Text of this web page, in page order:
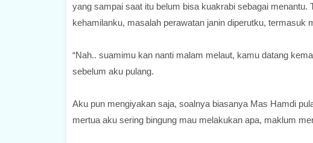
yang sampai saat itu belum bisa kuakrabi sebagai
kehamilanku, masalah perawatan janin diperutku, termasuk
“Nah.. suamimu kan nanti malam melaut, kamu datang
sebelum aku pulang.
Aku pun mengiyakan saja, soalnya biasanya Mas Hamdi
mertua aku sering bingung mau melakukan apa, maklum